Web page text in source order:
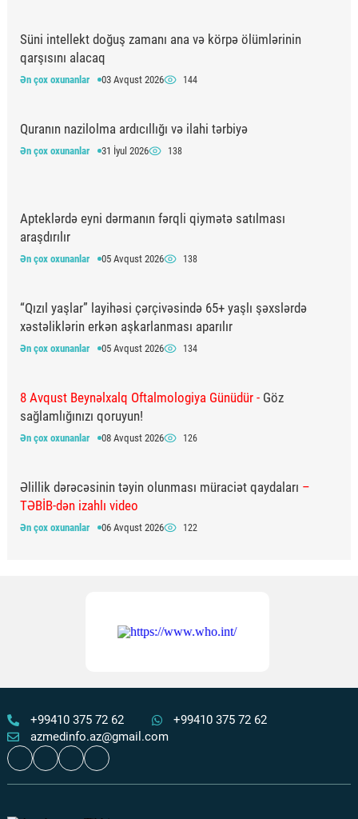
Süni intellekt doğuş zamanı ana və körpə ölümlərinin
qarşısını alacaq
Ən çox oxunanlar 03 Avqust 2026 144
Quranın nazilolma ardıcıllığı və ilahi tərbiyə
Ən çox oxunanlar 31 İyul 2026 138
Apteklərdə eyni dərmanın fərqli qiymətə satılması
araşdırılır
Ən çox oxunanlar 05 Avqust 2026 138
“Qızıl yaşlar” layihəsi çərçivəsində 65+ yaşlı şəxslərdə
xəstəliklərin erkən aşkarlanması aparılır
Ən çox oxunanlar 05 Avqust 2026 134
8 Avqust Beynəlxalq Oftalmologiya Günüdür -Göz
sağlamlığınızı qoruyun!
Ən çox oxunanlar 08 Avqust 2026 126
Əlillik dərəcəsinin təyin olunması müraciət qaydaları –
TƏBİB-dən izahlı video
Ən çox oxunanlar 06 Avqust 2026 122
UNİCEF-dən tövsiyələr
“Quran və peyğəmbərin sünnəsi” anlayışının mənşəyi və
təhrif prosesi
+99410 375 72 62
+99410 375 72 62
azmedinfo.az@gmail.com